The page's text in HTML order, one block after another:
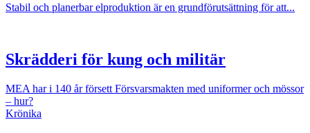
Stabil och planerbar elproduktion är en grundförutsättning för att...
Skrädderi för kung och militär
MEA har i 140 år försett Försvarsmakten med uniformer och mössor
– hur?
Krönika